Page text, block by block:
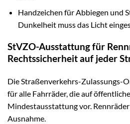
Handzeichen für Abbiegen und
Dunkelheit muss das Licht
StVZO-Ausstattung für
Rechtssicherheit auf jeder
Die Straßenverkehrs-Zulassungs-
für alle Fahrräder, die auf
Mindestausstattung vor.
Ausnahme.